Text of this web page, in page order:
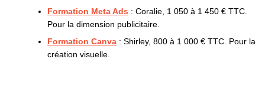
Formation Meta Ads : Coralie, 1 050 à 1 450 € TTC.
Pour la dimension publicitaire.
Formation Canva : Shirley, 800 à 1 000 € TTC. Pour la
création visuelle.